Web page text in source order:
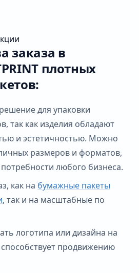
заказа в
плотных
для упаковки
так как изделия обладают
и эстетичностью. Можно
размеров и форматов,
любого бизнеса.
как на бумажные пакеты
, так и на масштабные по
логотипа или дизайна на
способствует продвижению